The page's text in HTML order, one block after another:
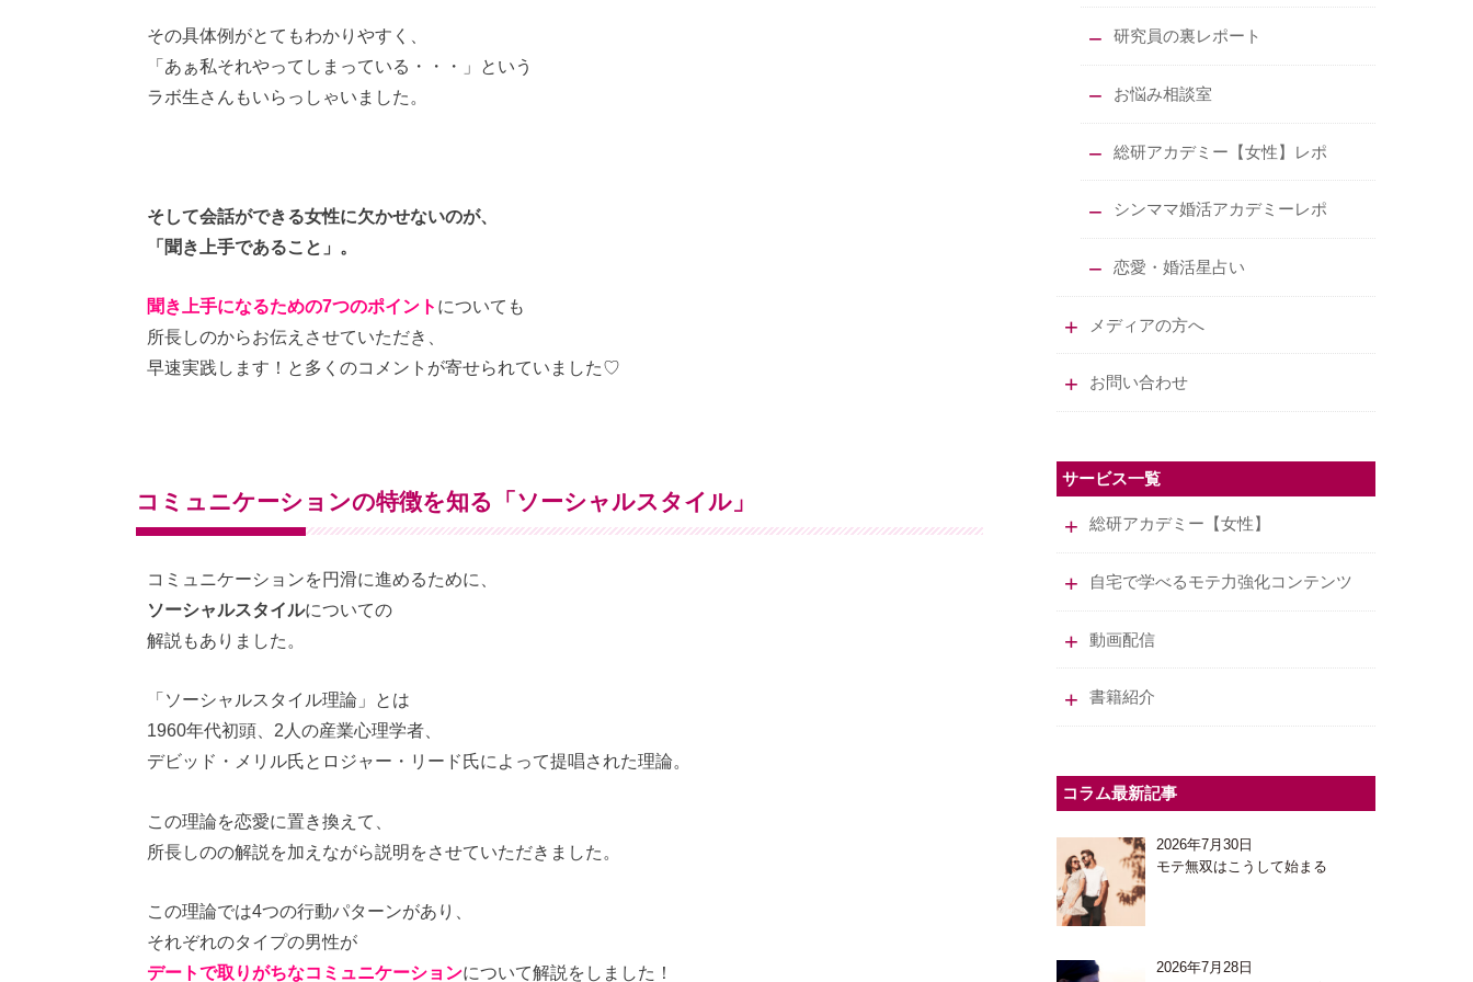
その具体例がとてもわかりやすく、
「あぁ私それやってしまっている・・・」という
ラボ生さんもいらっしゃいました。
そして会話ができる女性に欠かせないのが、
「聞き上手であること」。
聞き上手になるための7つのポイント についても
所長しのからお伝えさせていただき、
早速実践します！と多くのコメントが寄せられていました♡
コミュニケーションの特徴を知る「ソーシャルスタイル」
コミュニケーションを円滑に進めるために、
ソーシャルスタイルについての
解説もありました。
「ソーシャルスタイル理論」とは
1960年代初頭、2人の産業心理学者、
デビッド・メリル氏とロジャー・リード氏によって提唱された理論。
この理論を恋愛に置き換えて、
所長しのの解説を加えながら説明をさせていただきました。
この理論では4つの行動パターンがあり、
それぞれのタイプの男性が
デートで取りがちなコミュニケーションについて解説をしました！
研究員の裏レポート
お悩み相談室
総研アカデミー【女性】レポ
シンママ婚活アカデミーレポ
恋愛・婚活星占い
メディアの方へ
お問い合わせ
サービス一覧
総研アカデミー【女性】
自宅で学べるモテ力強化コンテンツ
動画配信
書籍紹介
コラム最新記事
2026年7月30日
モテ無双はこうして始まる
2026年7月28日